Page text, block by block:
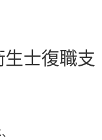
士復職支